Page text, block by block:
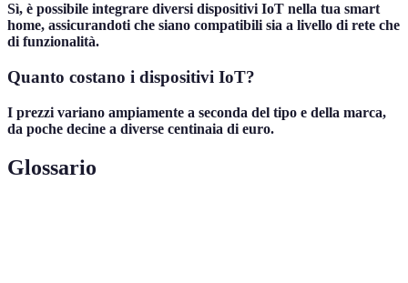
Sì, è possibile integrare diversi dispositivi IoT nella tua smart
home, assicurandoti che siano compatibili sia a livello di rete che
di funzionalità.
Quanto costano i dispositivi IoT?
I prezzi variano ampiamente a seconda del tipo e della marca,
da poche decine a diverse centinaia di euro.
Glossario